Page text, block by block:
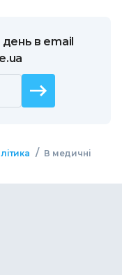
в email
/ В медичні